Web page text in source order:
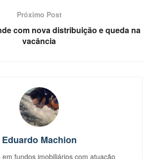
Próximo Post
com nova distribuição e queda na
vacância
Eduardo Machion
em fundos imobiliários com atuação